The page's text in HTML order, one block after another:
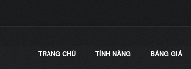
TRANG CHỦ TÍNH NĂNG BẢNG GIÁ